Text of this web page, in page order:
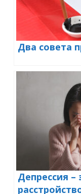
Два совета
Депрессия –